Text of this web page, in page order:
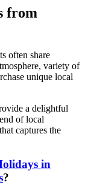
from
often share
variety of
unique local
a delightful
of local
captures the
in
?